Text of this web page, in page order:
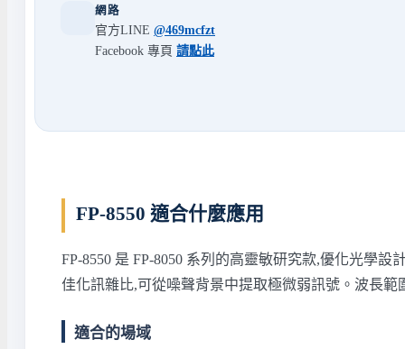
網路
官方LINE @469mcfzt
Facebook 專頁 請點此
FP-8550 適合什麼應用
FP-8550 是 FP-8050 系列的高靈敏研究款,優化光學設
佳化訊雜比,可從噪聲背景中提取極微弱訊號。波長範
適合的場域